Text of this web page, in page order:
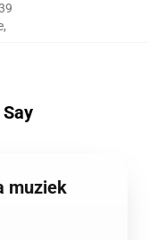
,
muziek